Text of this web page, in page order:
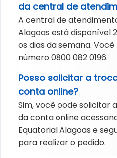
da central de
A central de
Alagoas está disponível
os dias da semana.
número 0800 082 0196.
Posso solicitar a
conta online?
Sim, você pode solicitar
da conta online
Equatorial Alagoas e
para realizar o pedido.